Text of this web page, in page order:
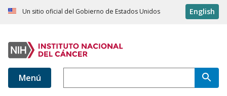
Un sitio oficial del Gobierno de Estados Unidos English
Menú